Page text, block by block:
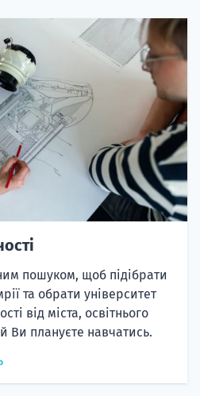
пошуком, щоб підібрати
та обрати університет
від міста, освітнього
Ви плануєте навчатись.